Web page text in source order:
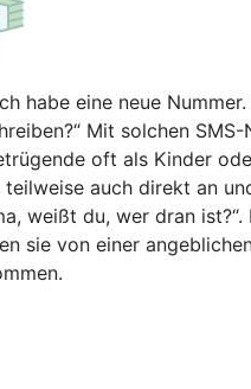
habe eine neue
Mit solchen
oft als Kinder
teilweise auch direkt an
weißt du, wer dran ist?“.
sie von einer